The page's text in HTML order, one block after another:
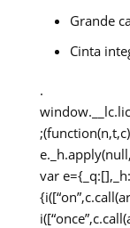
Grande
Cinta
.
var